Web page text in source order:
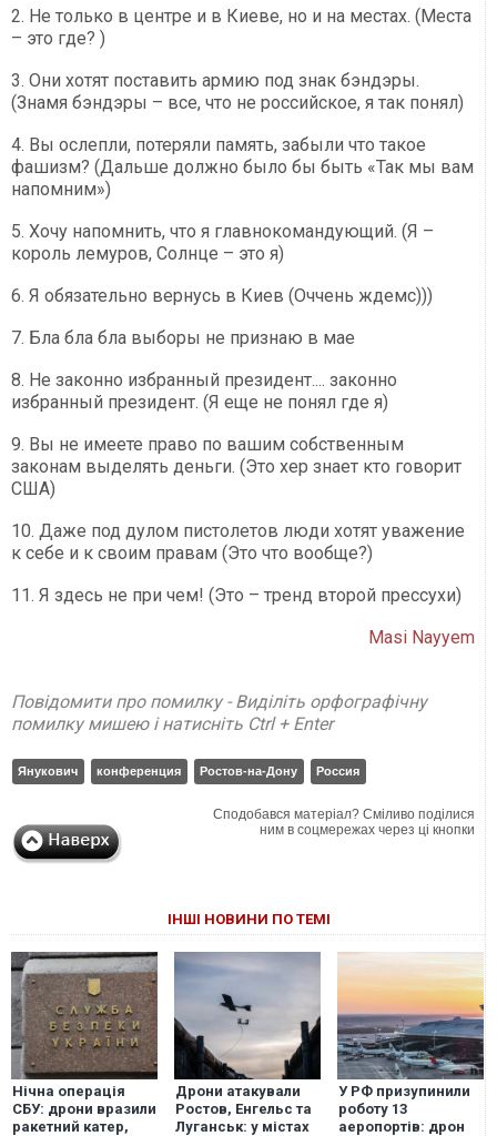
2. Не только в центре и в Киеве, но и на местах. (Места
– это где? )
3. Они хотят поставить армию под знак бэндэры.
(Знамя бэндэры – все, что не российское, я так понял)
4. Вы ослепли, потеряли память, забыли что такое
фашизм? (Дальше должно было бы быть «Так мы вам
напомним»)
5. Хочу напомнить, что я главнокомандующий. (Я –
король лемуров, Солнце – это я)
6. Я обязательно вернусь в Киев (Оччень ждемс)))
7. Бла бла бла выборы не признаю в мае
8. Не законно избранный президент.... законно
избранный президент. (Я еще не понял где я)
9. Вы не имеете право по вашим собственным
законам выделять деньги. (Это хер знает кто говорит
США)
10. Даже под дулом пистолетов люди хотят уважение
к себе и к своим правам (Это что вообще?)
11. Я здесь не при чем! (Это – тренд второй прессухи)
Masi Nayyem
Повідомити про помилку - Виділіть орфографічну
помилку мишею і натисніть Ctrl + Enter
Янукович конференция Ростов-на-Дону Россия
Сподобався матеріал? Сміливо поділися
ним в соцмережах через ці кнопки
ІНШІ НОВИНИ ПО ТЕМІ
Нічна операція
СБУ: дрони вразили
ракетний катер,
Дрони атакували
Ростов, Енгельс та
Луганськ: у містах
У РФ призупинили
роботу 13
аеропортів: дрон